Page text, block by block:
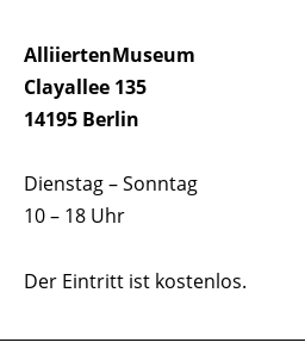
AlliiertenMuseum
Clayallee 135
14195 Berlin
Dienstag – Sonntag
10 – 18 Uhr
Der Eintritt ist kostenlos.